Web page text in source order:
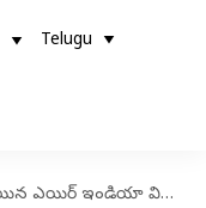
Telugu
విమానం ఇంజిన్‌లో మంటలు, ఎమర్జెన్సీ ల్యాండింగ్